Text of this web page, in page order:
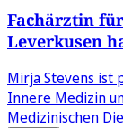
Fachärztin
Leverkusen
Mirja Stevens ist
Innere Medizin
Medizinischen